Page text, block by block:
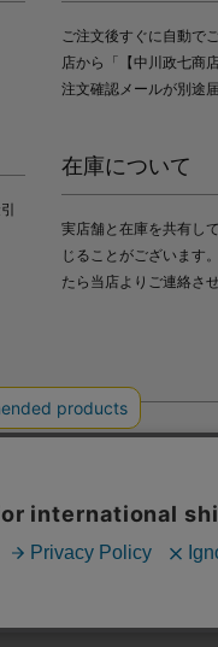
ご注文後すぐに自動で
店から「【中川政七商
注文確認メールが別途
在庫について
実店舗と在庫を共有し
じることがございます
たら当店よりご連絡さ
よび利便性向上のために